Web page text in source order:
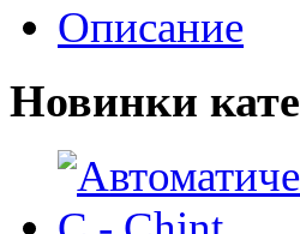
Описание
Новинки